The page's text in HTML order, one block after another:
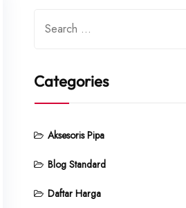
Categories
Aksesoris Pipa
Blog Standard
Daftar Harga